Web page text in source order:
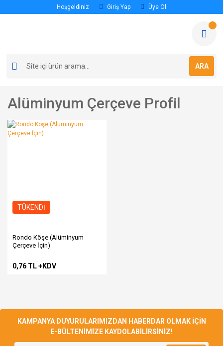
Hoşgeldiniz Giriş Yap Üye Ol
ARA
Alüminyum Çerçeve Profil
TÜKENDİ
Rondo Köşe (Alüminyum
Çerçeve İçin)
0,76 TL +KDV
KAMPANYA DUYURULARIMIZDAN HABERDAR OLMAK İÇİN
E-BÜLTENİMİZE KAYDOLABİLİRSİNİZ!